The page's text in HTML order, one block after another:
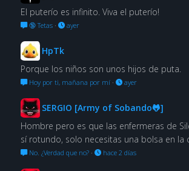
El puterío es infinito. Viva el puterío!
🔞 Tetas· ayer
HpTk
Porque los niños son unos hijos de puta.
Hoy por ti, mañana por mí· ayer
SERGIO [Army of Sobando🐸]
Hombre pero es que las enfermeras de
sí rotundo, solo necesitas una bolsa en la
No. ¿Verdad que no?· hace 2 días